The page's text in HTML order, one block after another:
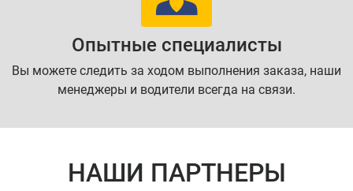
Опытные специалисты
Вы можете следить за ходом выполнения заказа, наши
менеджеры и водители всегда на связи.
НАШИ ПАРТНЕРЫ